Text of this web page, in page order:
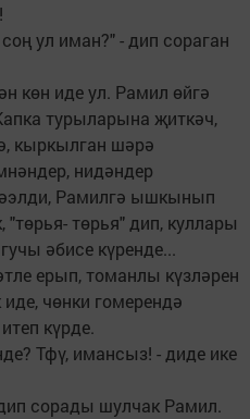
ул иман?" - дип сораган
көн иде ул. Рамил өйгә
турыларына җиткәч,
кыркылган шәрә
нидәндер
Рамилгә ышкынып
төрья" дип, куллары
әбисе күренде...
ерып, томанлы күзләрен
чөнки гомерендә
күрде.
Тфү, имансыз! - диде ике
сорады шулчак Рамил.